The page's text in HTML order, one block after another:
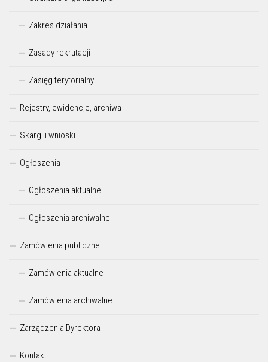
Zakres działania
Zasady rekrutacji
Zasięg terytorialny
Rejestry, ewidencje, archiwa
Skargi i wnioski
Ogłoszenia
Ogłoszenia aktualne
Ogłoszenia archiwalne
Zamówienia publiczne
Zamówienia aktualne
Zamówienia archiwalne
Zarządzenia Dyrektora
Kontakt